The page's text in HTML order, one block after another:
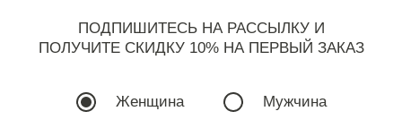
ПОДПИШИТЕСЬ НА РАССЫЛКУ И
ПОЛУЧИТЕ СКИДКУ 10% НА ПЕРВЫЙ ЗАКАЗ
Женщина Мужчина